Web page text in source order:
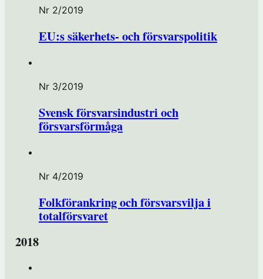
Nr 2/2019
EU:s säkerhets- och försvarspolitik
Nr 3/2019
Svensk försvarsindustri och
försvarsförmåga
Nr 4/2019
Folkförankring och försvarsvilja i
totalförsvaret
2018